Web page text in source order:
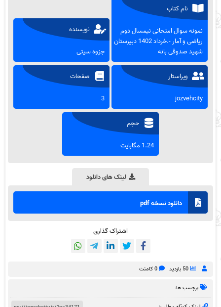
نام کتاب
نمونه سوال امتحانی نیمسال دوم
ریاضی و آمار -.خرداد 1402 دبیرستان
شهید صدوقی بانه
نویسنده
جزوه سیتی
ویراستار
jozvehcity
صفحات
3
حجم
1.24 مگابایت
لینک های دانلود
دانلود نسخه pdf
اشتراک گذاری
50 بازدید 0 کامنت
برچسب ها: